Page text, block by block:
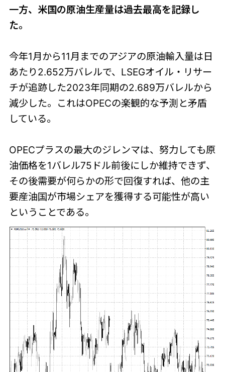
一方、米国の原油生産量は過去最高を記録し
た。
今年1月から11月までのアジアの原油輸入量は日
あたり2.652万バレルで、LSEGオイル・リサー
チが追跡した2023年同期の2.689万バレルから
減少した。これはOPECの楽観的な予測と矛盾
している。
OPECプラスの最大のジレンマは、努力しても原
油価格を1バレル75ドル前後にしか維持できず、
その後需要が何らかの形で回復すれば、他の主
要産油国が市場シェアを獲得する可能性が高い
ということである。